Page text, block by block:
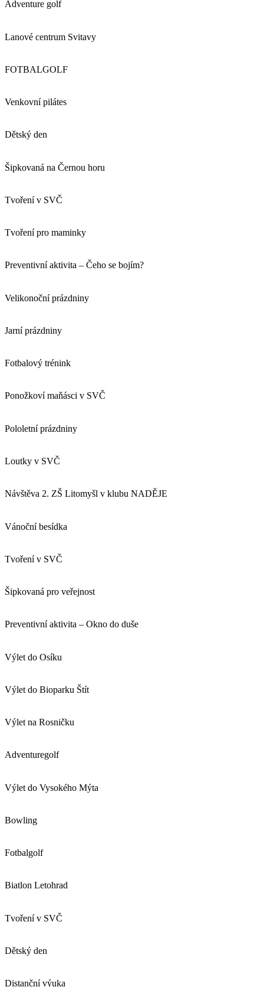
Adventure golf
Lanové centrum Svitavy
FOTBALGOLF
Venkovní pilátes
Dětský den
Šipkovaná na Černou horu
Tvoření v SVČ
Tvoření pro maminky
Preventivní aktivita – Čeho se bojím?
Velikonoční prázdniny
Jarní prázdniny
Fotbalový trénink
Ponožkoví maňásci v SVČ
Pololetní prázdniny
Loutky v SVČ
Návštěva 2. ZŠ Litomyšl v klubu NADĚJE
Vánoční besídka
Tvoření v SVČ
Šipkovaná pro veřejnost
Preventivní aktivita – Okno do duše
Výlet do Osíku
Výlet do Bioparku Štít
Výlet na Rosničku
Adventuregolf
Výlet do Vysokého Mýta
Bowling
Fotbalgolf
Biatlon Letohrad
Tvoření v SVČ
Dětský den
Distanční výuka